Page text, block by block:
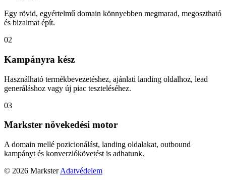
Egy rövid, egyértelmű domain könnyebben megmarad, megosztható
és bizalmat épít.
02
Kampányra kész
Használható termékbevezetéshez, ajánlati landing oldalhoz, lead
generáláshoz vagy új piac teszteléséhez.
03
Markster növekedési motor
A domain mellé pozicionálást, landing oldalakat, outbound
kampányt és konverziókövetést is adhatunk.
© 2026 Markster Adatvédelem